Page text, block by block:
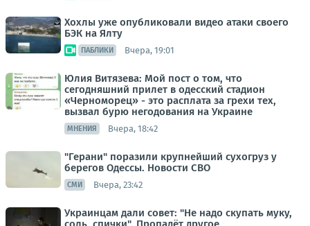
Хохлы уже опубликовали видео атаки своего
БЭК на Ялту
ПАБЛИКИ Вчера, 19:01
Юлия Витязева: Мой пост о том, что
сегодняшний прилет в одесский стадион
«Черноморец» - это расплата за грехи тех,
вызвал бурю негодования на Украине
МНЕНИЯ Вчера, 18:42
"Герани" поразили крупнейший сухогруз у
берегов Одессы. Новости СВО
СМИ Вчера, 23:42
Украинцам дали совет: "Не надо скупать муку,